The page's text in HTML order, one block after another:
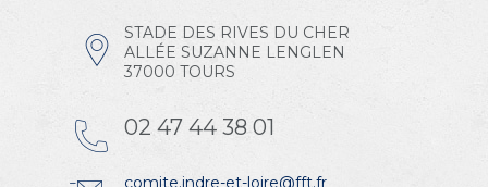
STADE DES RIVES DU CHER
ALLÉE SUZANNE LENGLEN
37000 TOURS
02 47 44 38 01
comite.indre-et-loire@fft.fr